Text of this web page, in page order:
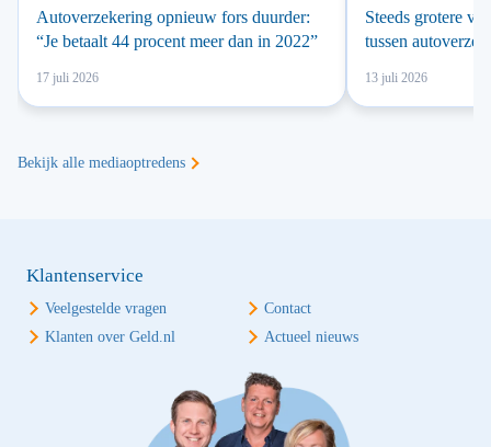
Autoverzekering opnieuw fors duurder:
“Je betaalt 44 procent meer dan in 2022”
17 juli 2026
Steeds grotere
tussen
13 juli 2026
Bekijk alle mediaoptredens
Klantenservice
Veelgestelde vragen
Contact
Klanten over Geld.nl
Actueel nieuws